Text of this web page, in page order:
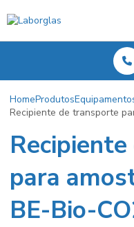
HomeProdutos
Recipiente de transporte
para
BE-Bio-